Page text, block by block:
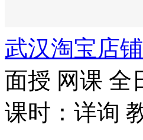
武汉淘宝店
面授 网课 全
课时：详询